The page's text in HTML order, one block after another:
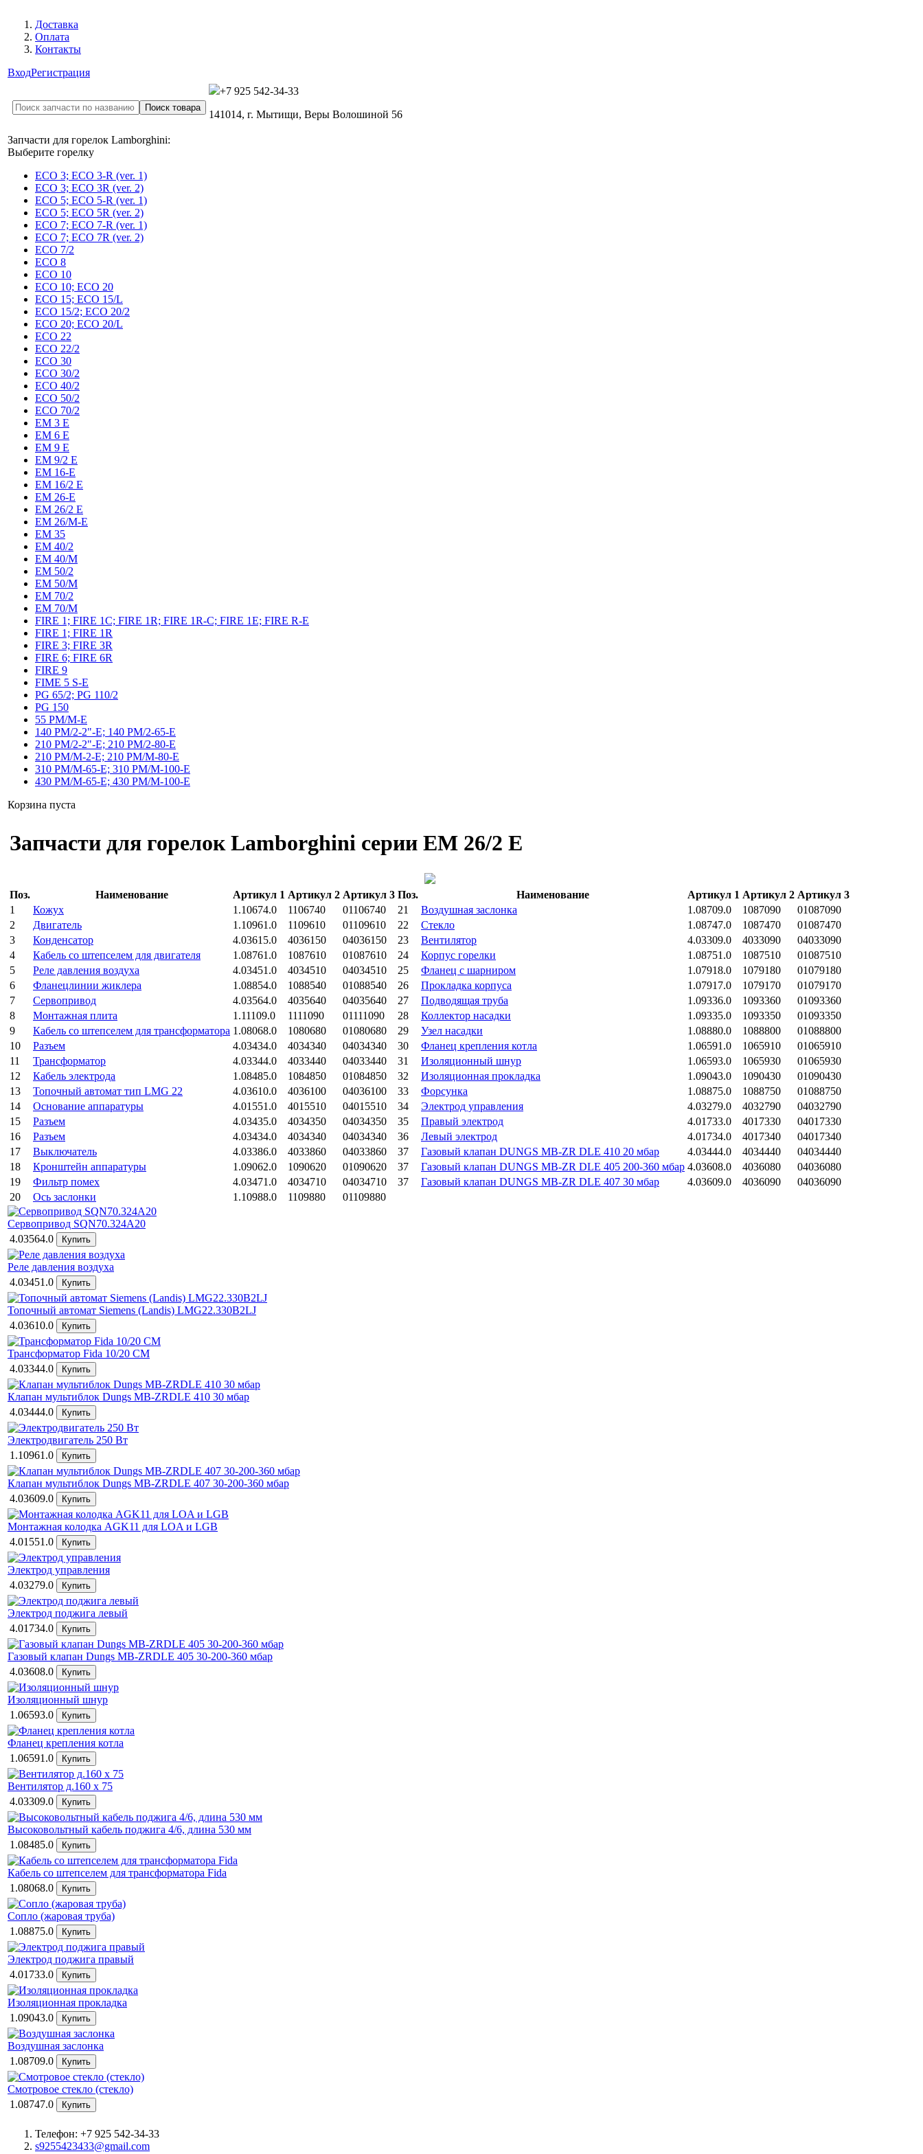
Доставка
Оплата
Контакты
ВходРегистрация
+7 925 542-34-33
141014, г. Мытищи, Веры Волошиной 56
Запчасти для горелок Lamborghini:
Выберите горелку
ECO 3; ECO 3-R (ver. 1)
ECO 3; ECO 3R (ver. 2)
ECO 5; ECO 5-R (ver. 1)
ECO 5; ECO 5R (ver. 2)
ECO 7; ECO 7-R (ver. 1)
ECO 7; ECO 7R (ver. 2)
ECO 7/2
ECO 8
ECO 10
ECO 10; ECO 20
ECO 15; ECO 15/L
ECO 15/2; ECO 20/2
ECO 20; ECO 20/L
ECO 22
ECO 22/2
ECO 30
ECO 30/2
ECO 40/2
ECO 50/2
ECO 70/2
EM 3 E
EM 6 E
EM 9 E
EM 9/2 E
EM 16-E
EM 16/2 E
EM 26-E
EM 26/2 E
EM 26/M-E
EM 35
EM 40/2
EM 40/M
EM 50/2
EM 50/M
EM 70/2
EM 70/M
FIRE 1; FIRE 1C; FIRE 1R; FIRE 1R-C; FIRE 1E; FIRE R-E
FIRE 1; FIRE 1R
FIRE 3; FIRE 3R
FIRE 6; FIRE 6R
FIRE 9
FIME 5 S-E
PG 65/2; PG 110/2
PG 150
55 PM/M-E
140 PM/2-2"-E; 140 PM/2-65-E
210 PM/2-2"-E; 210 PM/2-80-E
210 PM/M-2-E; 210 PM/M-80-E
310 PM/M-65-E; 310 PM/M-100-E
430 PM/M-65-E; 430 PM/M-100-E
Корзина пуста
Запчасти для горелок Lamborghini серии EM 26/2 E
Поз. Наименование Артикул 1 Артикул 2 Артикул 3 Поз. Наименование Артикул 1 Артикул 2 Артикул 3
1
Кожух 1.10674.0 1106740 01106740 21 Воздушная заслонка 1.08709.0 1087090
01087090
2
Двигатель 1.10961.0 1109610 01109610 22 Стекло 1.08747.0 1087470
01087470
3
Конденсатор 4.03615.0 4036150 04036150 23 Вентилятор 4.03309.0 4033090
04033090
4
Кабель со штепселем для двигателя 1.08761.0 1087610 01087610 24 Корпус горелки 1.08751.0 1087510
01087510
5
Реле давления воздуха 4.03451.0 4034510 04034510 25 Фланец с шарниром 1.07918.0 1079180
01079180
6
Фланецлинии жиклера 1.08854.0 1088540 01088540 26 Прокладка корпуса 1.07917.0 1079170
01079170
7
Сервопривод 4.03564.0 4035640 04035640 27 Подводящая труба 1.09336.0 1093360
01093360
8
Монтажная плита 1.11109.0 1111090 01111090 28 Коллектор насадки 1.09335.0 1093350
01093350
9
Кабель со штепселем для трансформатора 1.08068.0 1080680 01080680 29 Узел насадки 1.08880.0 1088800
01088800
10
Разъем 4.03434.0 4034340 04034340 30 Фланец крепления котла 1.06591.0 1065910
01065910
11
Трансформатор 4.03344.0 4033440 04033440 31 Изоляционный шнур 1.06593.0 1065930
01065930
12
Кабель электрода 1.08485.0 1084850 01084850 32 Изоляционная прокладка 1.09043.0 1090430
01090430
13
Топочный автомат тип LMG 22 4.03610.0 4036100 04036100 33 Форсунка 1.08875.0 1088750
01088750
14
Основание аппаратуры 4.01551.0 4015510 04015510 34 Электрод управления 4.03279.0 4032790
04032790
15
Разъем 4.03435.0 4034350 04034350 35 Правый электрод 4.01733.0 4017330
04017330
16
Разъем 4.03434.0 4034340 04034340 36 Левый электрод 4.01734.0 4017340
04017340
17
Выключатель 4.03386.0 4033860 04033860 37 Газовый клапан DUNGS MB-ZR DLE 410 20 мбар 4.03444.0 4034440
04034440
18
Кронштейн аппаратуры 1.09062.0 1090620 01090620 37 Газовый клапан DUNGS MB-ZR DLE 405 200-360 мбар 4.03608.0 4036080
04036080
19
Фильтр помех 4.03471.0 4034710 04034710 37 Газовый клапан DUNGS MB-ZR DLE 407 30 мбар 4.03609.0 4036090
04036090
20
Ось заслонки 1.10988.0 1109880 01109880
Сервопривод SQN70.324A20
4.03564.0
Реле давления воздуха
4.03451.0
Топочный автомат Siemens (Landis) LMG22.330B2LJ
4.03610.0
Трансформатор Fida 10/20 CM
4.03344.0
Клапан мультиблок Dungs МВ-ZRDLE 410 30 мбар
4.03444.0
Электродвигатель 250 Вт
1.10961.0
Клапан мультиблок Dungs МВ-ZRDLE 407 30-200-360 мбар
4.03609.0
Монтажная колодка AGK11 для LOA и LGB
4.01551.0
Электрод управления
4.03279.0
Электрод поджига левый
4.01734.0
Газовый клапан Dungs MB-ZRDLE 405 30-200-360 мбар
4.03608.0
Изоляционный шнур
1.06593.0
Фланец крепления котла
1.06591.0
Вентилятор д.160 x 75
4.03309.0
Высоковольтный кабель поджига 4/6, длина 530 мм
1.08485.0
Кабель со штепселем для трансформатора Fida
1.08068.0
Сопло (жаровая труба)
1.08875.0
Электрод поджига правый
4.01733.0
Изоляционная прокладка
1.09043.0
Воздушная заслонка
1.08709.0
Смотровое стекло (стекло)
1.08747.0
Телефон: +7 925 542-34-33
s9255423433@gmail.com